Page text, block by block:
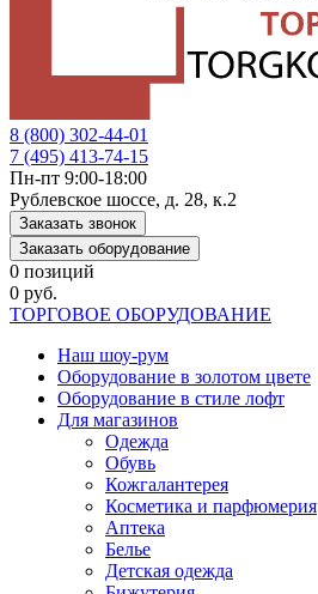
8 (800) 302-44-01
7 (495) 413-74-15
Пн-пт 9:00-18:00
Рублевское шоссе, д. 28, к.2
Заказать звонок
Заказать оборудование
0 позиций
0 руб.
ТОРГОВОЕ ОБОРУДОВАНИЕ
Наш шоу-рум
Оборудование в золотом цвете
Оборудование в стиле лофт
Для магазинов
Одежда
Обувь
Кожгалантерея
Косметика и парфюмерия
Аптека
Белье
Детская одежда